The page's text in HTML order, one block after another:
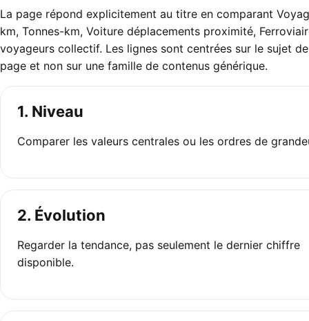
La page répond explicitement au titre en comparant
km, Tonnes-km, Voiture déplacements proximité,
voyageurs collectif. Les lignes sont centrées sur le sujet
page et non sur une famille de contenus générique.
1. Niveau
Comparer les valeurs centrales ou les ordres de
2. Évolution
Regarder la tendance, pas seulement le dernier chiffre
disponible.